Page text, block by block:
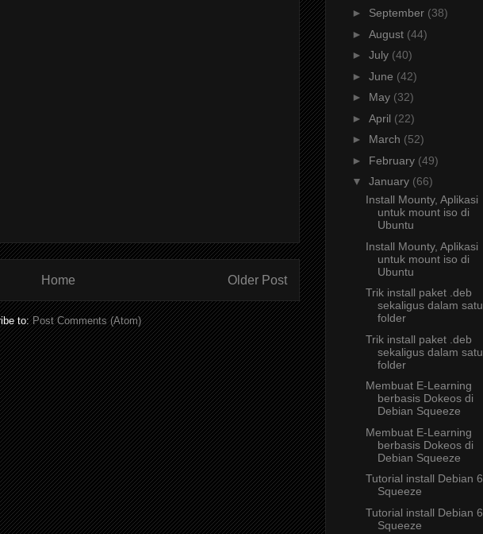
Older Post
Home
to:Post Comments (Atom)
► September (38)
► August (44)
► July (40)
► June (42)
► May (32)
► April (22)
► March (52)
► February (49)
▼ January (66)
Install Mounty, Aplikasi
untuk mount iso di
Ubuntu
Install Mounty, Aplikasi
untuk mount iso di
Ubuntu
Trik install paket .deb
sekaligus dalam satu
folder
Trik install paket .deb
sekaligus dalam satu
folder
Membuat E-Learning
berbasis Dokeos di
Debian Squeeze
Membuat E-Learning
berbasis Dokeos di
Debian Squeeze
Tutorial install Debian 6
Squeeze
Tutorial install Debian 6
Squeeze